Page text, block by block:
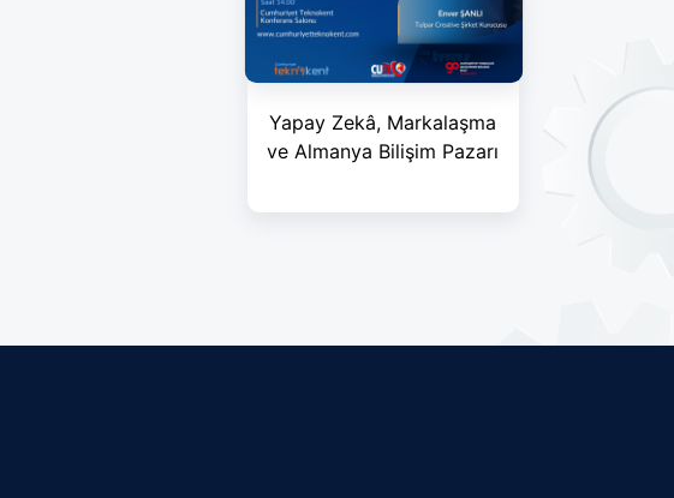
Yapay Zekâ, Markalaşma
ve Almanya Bilişim Pazarı